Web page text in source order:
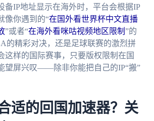
备IP地址显示在海外时，平台会根据IP
像你遇到的“在国外看世界杯中文直播
”或者“在海外看咪咕视频地区限制 ”的
的精彩对决，还是足球联赛的激烈拼
这样的国际赛事，只要版权限制在国
望屏兴叹——除非你能把自己的IP“搬”
适的回国加速器？关